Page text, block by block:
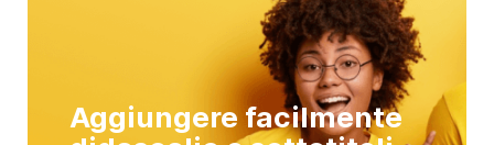
Aggiungere facilmente